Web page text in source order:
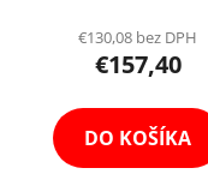
Holofan Reklamný
Pútač
€130,08 bez DPH
€157,40
DO KOŠÍKA